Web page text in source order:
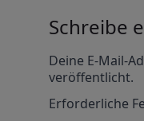
Schreibe
Deine E-Mail-
veröffentlicht.
Erforderliche